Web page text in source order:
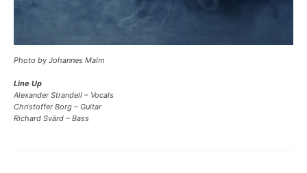
Photo by Johannes Malm
Line Up
Alexander Strandell – Vocals
Christoffer Borg – Guitar
Richard Svärd – Bass